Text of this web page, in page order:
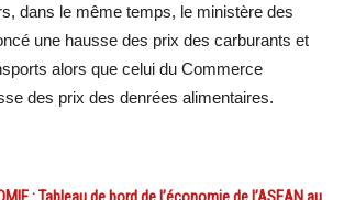
dans le même temps, le ministère des
une hausse des prix des carburants et
alors que celui du Commerce
des prix des denrées alimentaires.